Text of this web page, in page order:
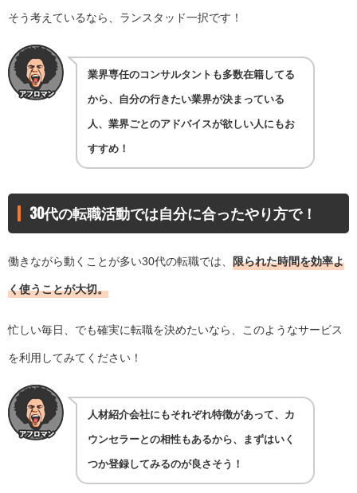
そう考えているなら、ランスタッド一択です！
業界専任のコンサルタントも多数在籍してる
から、自分の行きたい業界が決まっている
人、業界ごとのアドバイスが欲しい人にもお
すすめ！
30代の転職活動では自分に合ったやり方で！
働きながら動くことが多い30代の転職では、 限られた時間を効率よ
く使うことが大切。
忙しい毎日、でも確実に転職を決めたいなら、このようなサービス
を利用してみてください！
人材紹介会社にもそれぞれ特徴があって、カ
ウンセラーとの相性もあるから、まずはいく
つか登録してみるのが良さそう！